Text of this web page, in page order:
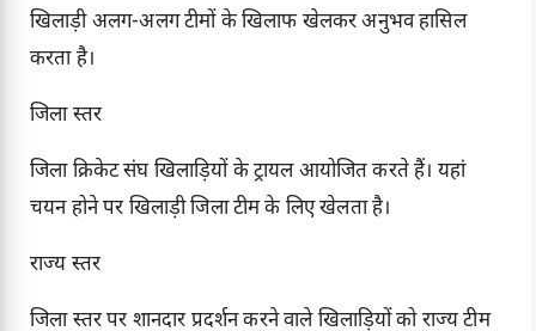
खिलाड़ी अलग-अलग टीमों के खिलाफ खेलकर अनुभव हासिल
करता है।
जिला स्तर
जिला क्रिकेट संघ खिलाड़ियों के ट्रायल आयोजित करते हैं। यहां
चयन होने पर खिलाड़ी जिला टीम के लिए खेलता है।
राज्य स्तर
जिला स्तर पर शानदार प्रदर्शन करने वाले खिलाड़ियों को राज्य टीम